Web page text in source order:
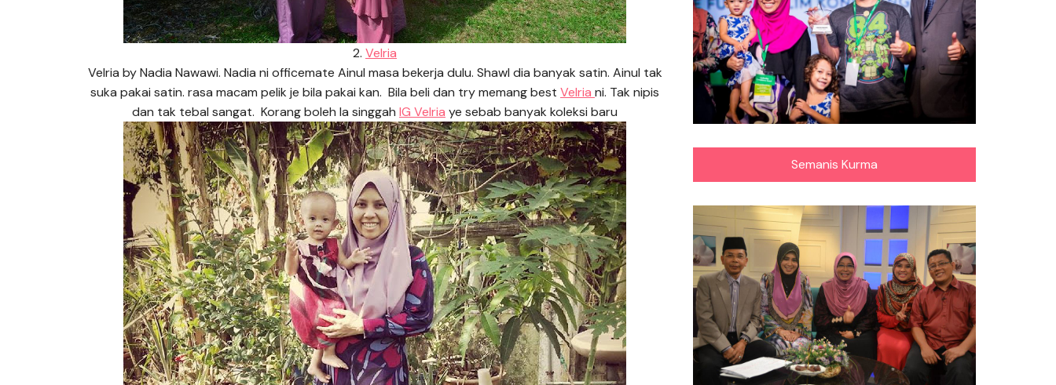
2. Velria
Velria by Nadia Nawawi. Nadia ni officemate Ainul masa bekerja dulu. Shawl dia banyak satin. Ainul tak
suka pakai satin. rasa macam pelik je bila pakai kan. Bila beli dan try memang best Velria ni. Tak nipis
dan tak tebal sangat. Korang boleh la singgah IG Velria ye sebab banyak koleksi baru
Semanis Kurma